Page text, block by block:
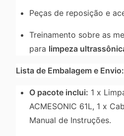
Peças de reposição e
Treinamento sobre as
para limpeza
Lista de Embalagem e Envio:
O pacote inclui: 1 x
ACMESONIC 61L, 1 x
Manual de Instruções.